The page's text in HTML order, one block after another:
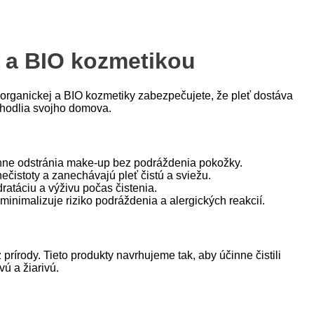
BIO kozmetikou
a BIO kozmetiky zabezpečujete, že pleť dostáva
svojho domova.
odstránia make-up bez podráždenia pokožky.
a zanechávajú pleť čistú a sviežu.
a výživu počas čistenia.
riziko podráždenia a alergických reakcií.
Tieto produkty navrhujeme tak, aby účinne čistili
a žiarivú.